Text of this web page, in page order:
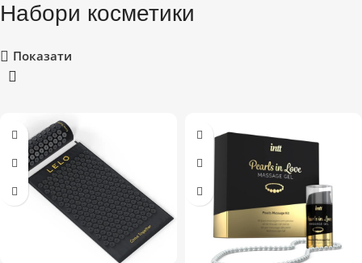
Набори косметики
Показати